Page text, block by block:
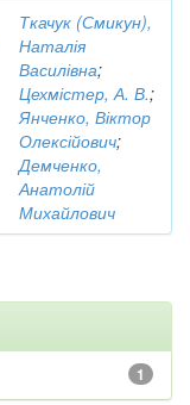
Ткачук (Смикун),
Наталія
Василівна;
Цехмістер, А. В.;
Янченко, Віктор
Олексійович;
Демченко,
Анатолій
Михайлович
1